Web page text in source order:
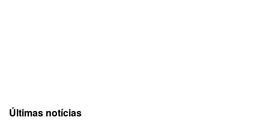
Últimas notícias